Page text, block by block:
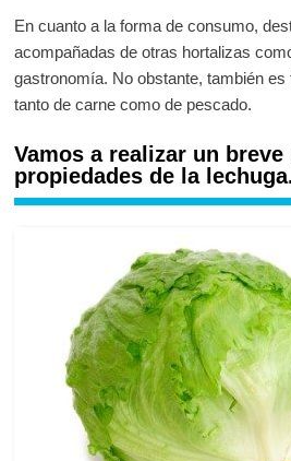
En cuanto a la forma de consumo,
acompañadas de otras hortalizas
gastronomía. No obstante, también
tanto de carne como de pescado.
Vamos a realizar un
propiedades de la